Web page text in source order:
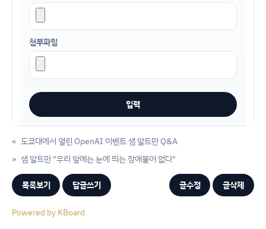
첨부파일
« 도쿄대에서 열린 OpenAI 이벤트 샘 알트만 Q&A
샘 알트만 "우리 앞에는 눈에 띄는 장애물이 없다"
»
목록보기 답글쓰기 글수정 글삭제
Powered by KBoard